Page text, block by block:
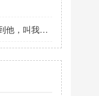
系我万分感谢！